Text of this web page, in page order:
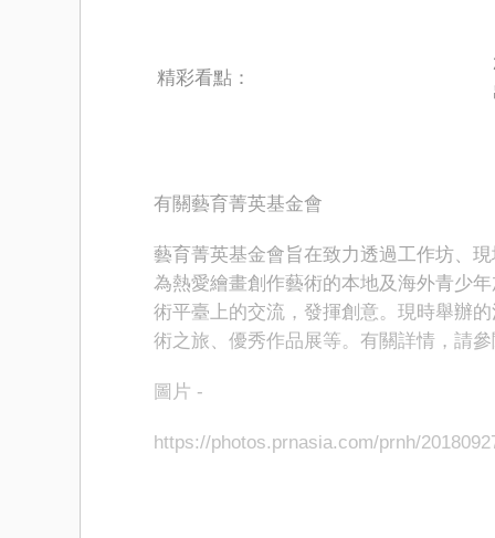
精彩看點：
有關藝育菁英基金會
藝育菁英基金會旨在致力透過工作坊、
為熱愛繪畫創作藝術的本地及海外青少
術平臺上的交流，發揮創意。現時舉辦
術之旅、優秀作品展等。有關詳情，請
圖片 -
https://photos.prnasia.com/prnh/